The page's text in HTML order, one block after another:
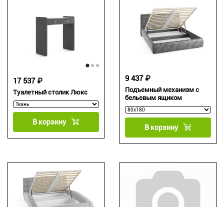
Туалетный столик Люкс
17 537 ₽
В корзину
Подъемный механизм с
бельевым ящиком
9 437 ₽
В корзину